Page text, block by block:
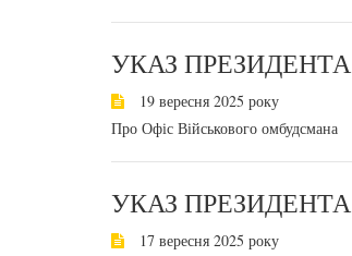
УКАЗ ПРЕЗИДЕНТА
19 вересня 2025 року
Про Офіс Військового омбудсмана
УКАЗ ПРЕЗИДЕНТА
17 вересня 2025 року